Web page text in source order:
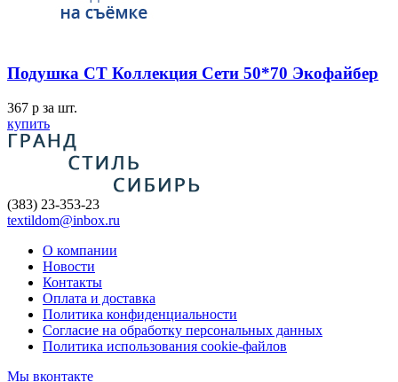
Подушка СТ Коллекция Сети 50*70 Экофайбер
367 p за шт.
купить
(383) 23-353-23
textildom@inbox.ru
О компании
Новости
Контакты
Оплата и доставка
Политика конфиденциальности
Согласие на обработку персональных данных
Политика использования cookie-файлов
Мы вконтакте